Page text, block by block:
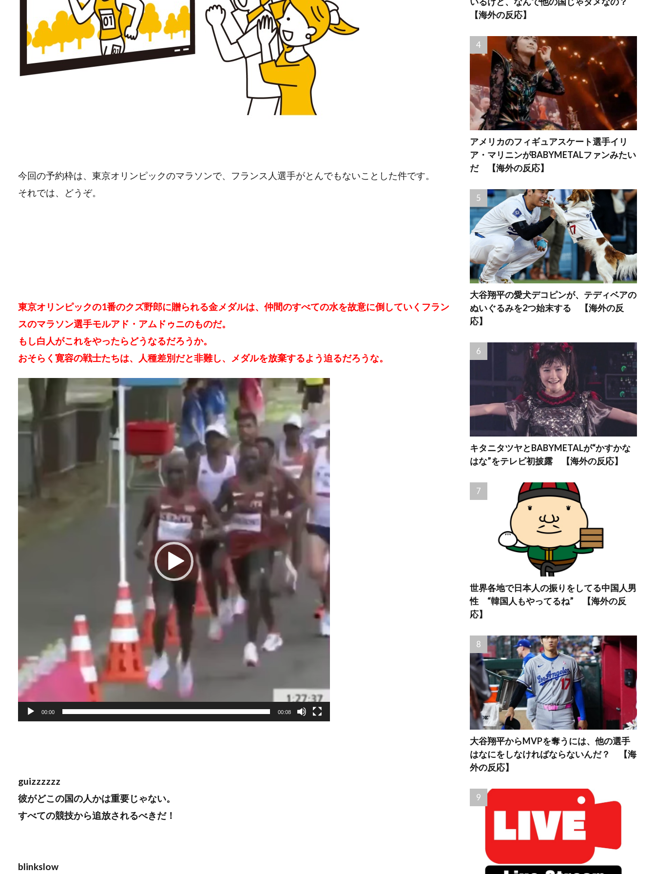
今回の予約枠は、東京オリンピックのマラソンで、フランス人選手がとんでもないことした件です。
それでは、どうぞ。
東京オリンピックの1番のクズ野郎に贈られる金メダルは、仲間のすべての水を故意に倒していくフラン
スのマラソン選手モルアド・アムドゥニのものだ。
もし白人がこれをやったらどうなるだろうか。
おそらく寛容の戦士たちは、人種差別だと非難し、メダルを放棄するよう迫るだろうな。
動
プ
00:00 00:08
guizzzzzz
彼がどこの国の人かは重要じゃない。
すべての競技から追放されるべきだ！
blinkslow
【海外の反応】
アメリカのフィギュアスケート選手イリ
ア・マリニンがBABYMETALファンみたい
だ 【海外の反応】
大谷翔平の愛犬デコピンが、テディベアの
ぬいぐるみを2つ始末する 【海外の反
応】
キタニタツヤとBABYMETALが“かすかな
はな”をテレビ初披露 【海外の反応】
世界各地で日本人の振りをしてる中国人男
性 “韓国人もやってるね” 【海外の反
応】
大谷翔平からMVPを奪うには、他の選手
はなにをしなければならないんだ？ 【海
外の反応】